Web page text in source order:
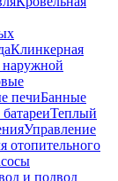
Клинкерная
наружной
печиБанные
Теплый
Управление
отопительного
и подвод